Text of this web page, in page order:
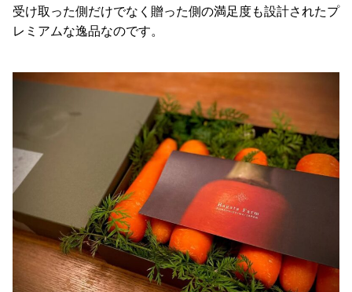
受け取った側だけでなく贈った側の満足度も設計されたプ
レミアムな逸品なのです。